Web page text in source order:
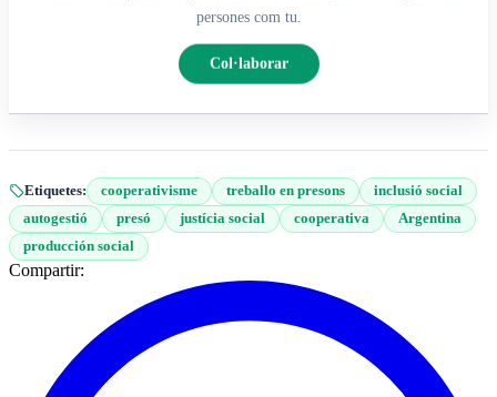
persones com tu.
Col·laborar
Etiquetes: cooperativisme treballo en presons
inclusió social
autogestió
presó justícia social cooperativa
Argentina
producción social
Compartir: